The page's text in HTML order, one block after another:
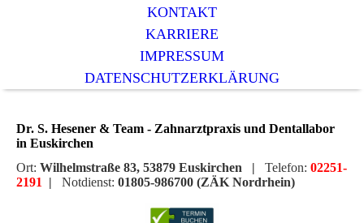
KONTAKT
KARRIERE
IMPRESSUM
DATENSCHUTZERKLÄRUNG
Dr. S. Hesener & Team - Zahnarztpraxis und Dentallabor
in Euskirchen
Ort: Wilhelmstraße 83, 53879 Euskirchen | Telefon: 02251-
2191
| Notdienst: 01805-986700 (ZÄK Nordrhein)